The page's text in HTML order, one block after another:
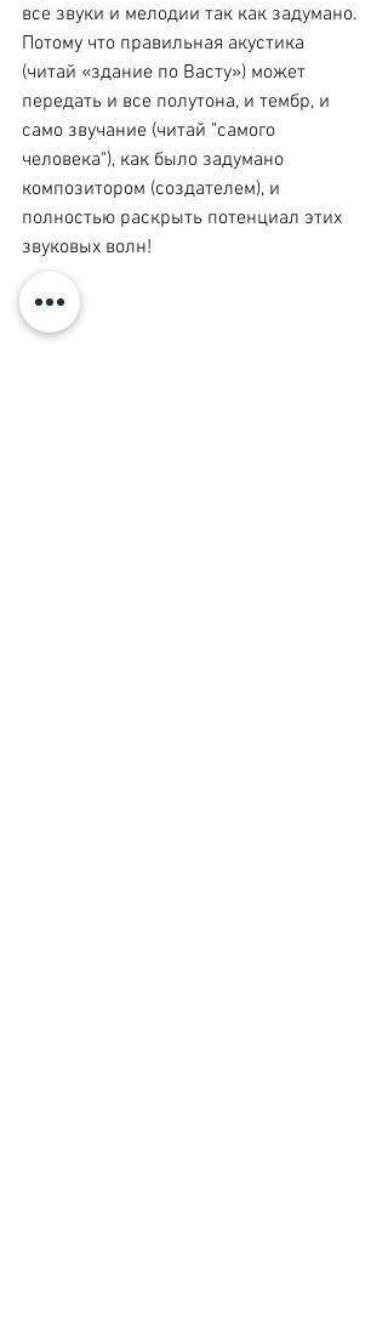
все звуки и мелодии так как задумано.
Потому что правильная акустика
(читай «здание по Васту») может
передать и все полутона, и тембр, и
само звучание (читай "самого
человека"), как было задумано
композитором (создателем), и
полностью раскрыть потенциал этих
звуковых волн!